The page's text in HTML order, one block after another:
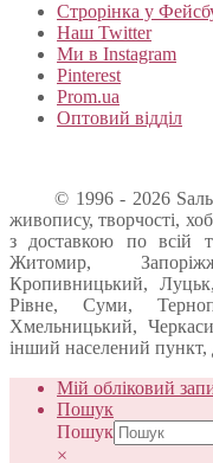
Строрінка у
Наш Twitter
Ми в Instagram
Pinterest
Prom.ua
Оптовий відділ
© 1996 - 2026
живопису, творчості,
з доставкою по всій
Житомир,
Кропивницький,
Рівне, Суми,
Хмельницький,
інший населений пункт,
Мій обліковий
Пошук
Пошук
×